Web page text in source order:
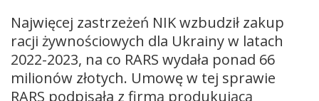
Najwięcej zastrzeżeń NIK wzbudził zakup
racji żywnościowych dla Ukrainy w latach
2022-2023, na co RARS wydała ponad 66
milionów złotych. Umowę w tej sprawie
RARS podpisała z firmą produkującą